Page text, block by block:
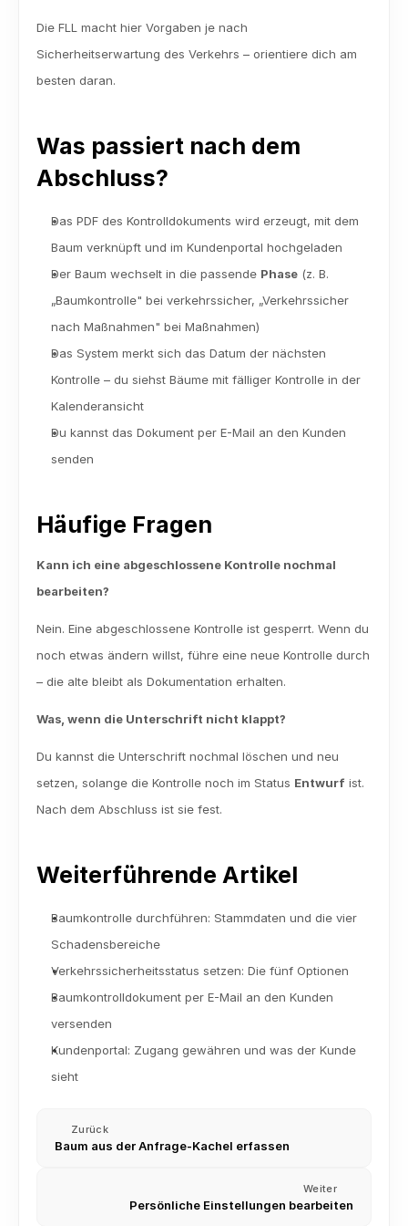
Die FLL macht hier Vorgaben je nach
Sicherheitserwartung des Verkehrs – orientiere dich am
besten daran.
Was passiert nach dem
Abschluss?
Das PDF des Kontrolldokuments wird erzeugt, mit dem
Baum verknüpft und im Kundenportal hochgeladen
Der Baum wechselt in die passende Phase (z. B.
„Baumkontrolle" bei verkehrssicher, „Verkehrssicher
nach Maßnahmen" bei Maßnahmen)
Das System merkt sich das Datum der nächsten
Kontrolle – du siehst Bäume mit fälliger Kontrolle in der
Kalenderansicht
Du kannst das Dokument per E-Mail an den Kunden
senden
Häufige Fragen
Kann ich eine abgeschlossene Kontrolle nochmal
bearbeiten?
Nein. Eine abgeschlossene Kontrolle ist gesperrt. Wenn du
noch etwas ändern willst, führe eine neue Kontrolle durch
– die alte bleibt als Dokumentation erhalten.
Was, wenn die Unterschrift nicht klappt?
Du kannst die Unterschrift nochmal löschen und neu
setzen, solange die Kontrolle noch im Status Entwurf ist.
Nach dem Abschluss ist sie fest.
Weiterführende Artikel
Baumkontrolle durchführen: Stammdaten und die vier
Schadensbereiche
Verkehrssicherheitsstatus setzen: Die fünf Optionen
Baumkontrolldokument per E-Mail an den Kunden
versenden
Kundenportal: Zugang gewähren und was der Kunde
sieht
Zurück
Baum aus der Anfrage-Kachel erfassen
Weiter
Persönliche Einstellungen bearbeiten